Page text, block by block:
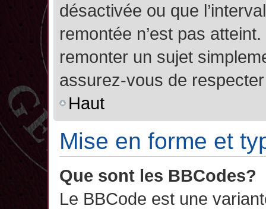
désactivée ou que
remontée n’est pas
remonter un sujet
assurez-vous de
Haut
Mise en forme et
Que sont les BBCodes?
Le BBCode est une